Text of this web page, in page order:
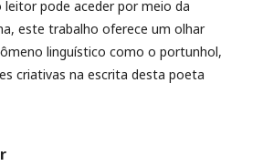
leitor pode aceder por meio da
este trabalho oferece um olhar
linguístico como o portunhol,
criativas na escrita desta poeta